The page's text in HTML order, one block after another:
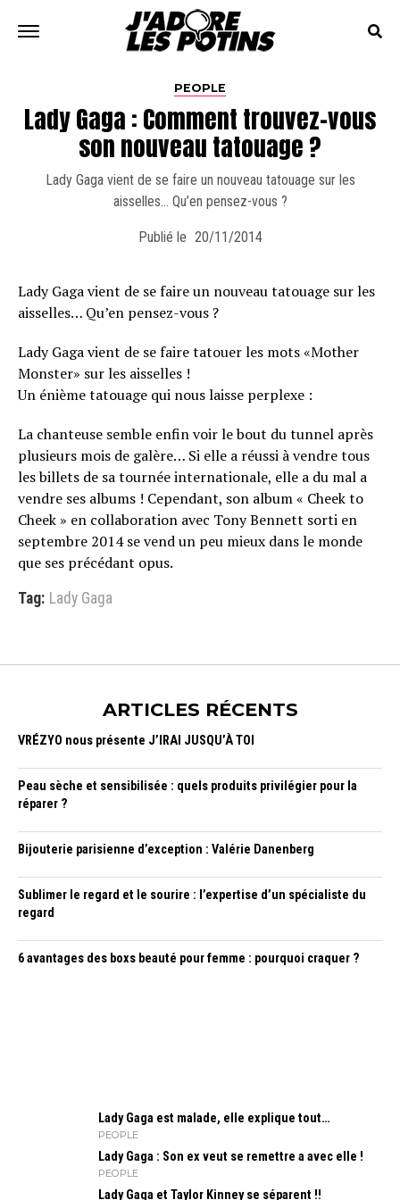
PEOPLE
Lady Gaga : Comment trouvez-vous
son nouveau tatouage ?
Lady Gaga vient de se faire un nouveau tatouage sur les
aisselles… Qu’en pensez-vous ?
Publié le 20/11/2014
Lady Gaga vient de se faire un nouveau tatouage sur les
aisselles… Qu’en pensez-vous ?
Lady Gaga vient de se faire tatouer les mots «Mother
Monster» sur les aisselles !
Un énième tatouage qui nous laisse perplexe :
La chanteuse semble enfin voir le bout du tunnel après
plusieurs mois de galère… Si elle a réussi à vendre tous
les billets de sa tournée internationale, elle a du mal a
vendre ses albums ! Cependant, son album « Cheek to
Cheek » en collaboration avec Tony Bennett sorti en
septembre 2014 se vend un peu mieux dans le monde
que ses précédant opus.
Tag: Lady Gaga
ARTICLES RÉCENTS
VRÉZYO nous présente J’IRAI JUSQU’À TOI
Peau sèche et sensibilisée : quels produits privilégier pour la
réparer ?
Bijouterie parisienne d’exception : Valérie Danenberg
Sublimer le regard et le sourire : l’expertise d’un spécialiste du
regard
6 avantages des boxs beauté pour femme : pourquoi craquer ?
Lady Gaga est malade, elle explique tout…
PEOPLE
Lady Gaga : Son ex veut se remettre a avec elle !
PEOPLE
Lady Gaga et Taylor Kinney se séparent !!